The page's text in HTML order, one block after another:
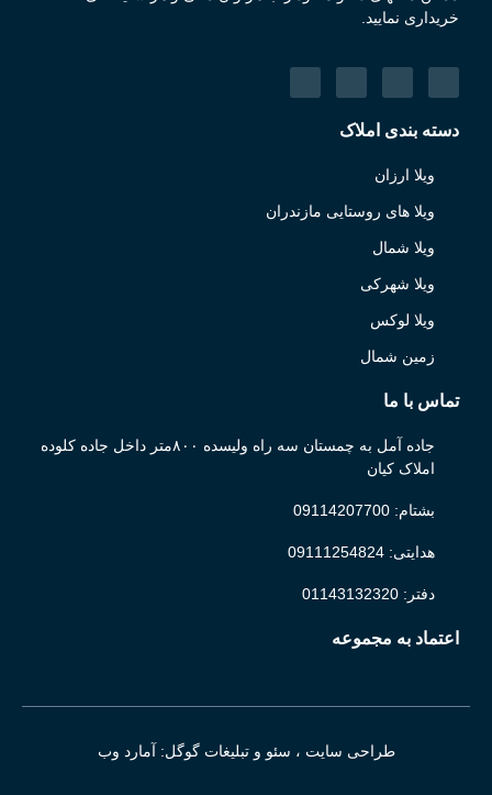
خریداری نمایید.
دسته بندی املاک
ویلا ارزان
ویلا های روستایی مازندران
ویلا شمال
ویلا شهرکی
ویلا لوکس
زمین شمال
تماس با ما
جاده آمل به چمستان سه راه ولیسده ۸۰۰متر داخل جاده کلوده
املاک کیان
بشتام: 09114207700
هدایتی: 09111254824
دفتر: 01143132320
اعتماد به مجموعه
طراحی سایت ، سئو و تبلیغات گوگل: آمارد وب